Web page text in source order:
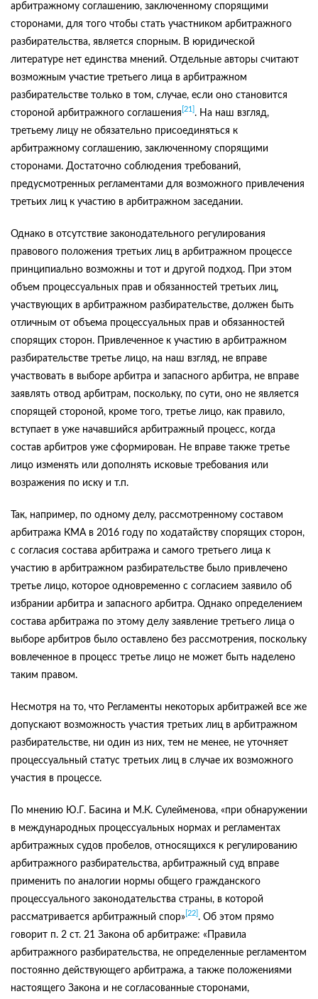
арбитражному соглашению, заключенному спорящими
сторонами, для того чтобы стать участником арбитражного
разбирательства, является спорным. В юридической
литературе нет единства мнений. Отдельные авторы считают
возможным участие третьего лица в арбитражном
разбирательстве только в том, случае, если оно становится
стороной арбитражного соглашения [21] . На наш взгляд,
третьему лицу не обязательно присоединяться к
арбитражному соглашению, заключенному спорящими
сторонами. Достаточно соблюдения требований,
предусмотренных регламентами для возможного привлечения
третьих лиц к участию в арбитражном заседании.
Однако в отсутствие законодательного регулирования
правового положения третьих лиц в арбитражном процессе
принципиально возможны и тот и другой подход. При этом
объем процессуальных прав и обязанностей третьих лиц,
участвующих в арбитражном разбирательстве, должен быть
отличным от объема процессуальных прав и обязанностей
спорящих сторон. Привлеченное к участию в арбитражном
разбирательстве третье лицо, на наш взгляд, не вправе
участвовать в выборе арбитра и запасного арбитра, не вправе
заявлять отвод арбитрам, поскольку, по сути, оно не является
спорящей стороной, кроме того, третье лицо, как правило,
вступает в уже начавшийся арбитражный процесс, когда
состав арбитров уже сформирован. Не вправе также третье
лицо изменять или дополнять исковые требования или
возражения по иску и т.п.
Так, например, по одному делу, рассмотренному составом
арбитража КМА в 2016 году по ходатайству спорящих сторон,
с согласия состава арбитража и самого третьего лица к
участию в арбитражном разбирательстве было привлечено
третье лицо, которое одновременно с согласием заявило об
избрании арбитра и запасного арбитра. Однако определением
состава арбитража по этому делу заявление третьего лица о
выборе арбитров было оставлено без рассмотрения, поскольку
вовлеченное в процесс третье лицо не может быть наделено
таким правом.
Несмотря на то, что Регламенты некоторых арбитражей все же
допускают возможность участия третьих лиц в арбитражном
разбирательстве, ни один из них, тем не менее, не уточняет
процессуальный статус третьих лиц в случае их возможного
участия в процессе.
По мнению Ю.Г. Басина и М.К. Сулейменова, «при обнаружении
в международных процессуальных нормах и регламентах
арбитражных судов пробелов, относящихся к регулированию
арбитражного разбирательства, арбитражный суд вправе
применить по аналогии нормы общего гражданского
процессуального законодательства страны, в которой
рассматривается арбитражный спор» [22] . Об этом прямо
говорит п. 2 ст. 21 Закона об арбитраже: «Правила
арбитражного разбирательства, не определенные регламентом
постоянно действующего арбитража, а также положениями
настоящего Закона и не согласованные сторонами,